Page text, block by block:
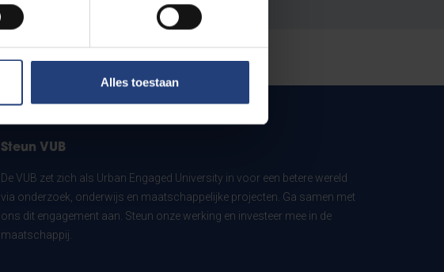
Alles toestaan
Steun VUB
De VUB zet zich als Urban Engaged University in voor een betere wereld
via onderzoek, onderwijs en maatschappelijke projecten. Ga samen met
ons dit engagement aan. Steun onze werking en investeer mee in de
maatschappij.